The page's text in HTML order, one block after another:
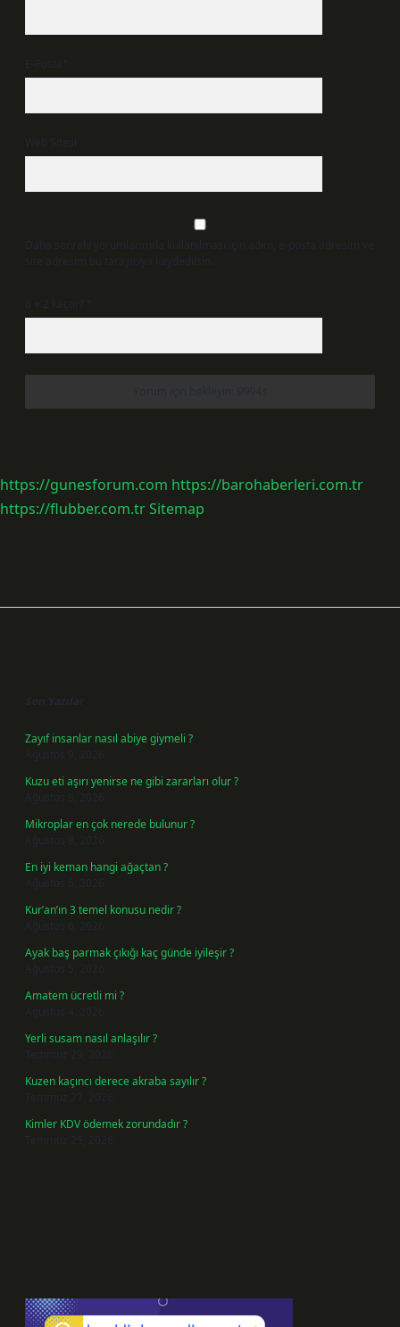
E-Posta*
Web Sitesi
Daha sonraki yorumlarımda kullanılması için adım, e-posta adresim ve
site adresim bu tarayıcıya kaydedilsin.
6 + 2 kaçtır? *
https://gunesforum.com https://barohaberleri.com.tr
https://flubber.com.trSitemap
Son Yazılar
Zayıf insanlar nasıl abiye giymeli ?
Ağustos 9, 2026
Kuzu eti aşırı yenirse ne gibi zararları olur ?
Ağustos 8, 2026
Mikroplar en çok nerede bulunur ?
Ağustos 8, 2026
En iyi keman hangi ağaçtan ?
Ağustos 6, 2026
Kur’an’ın 3 temel konusu nedir ?
Ağustos 6, 2026
Ayak baş parmak çıkığı kaç günde iyileşir ?
Ağustos 5, 2026
Amatem ücretli mi ?
Ağustos 4, 2026
Yerli susam nasıl anlaşılır ?
Temmuz 29, 2026
Kuzen kaçıncı derece akraba sayılır ?
Temmuz 27, 2026
Kimler KDV ödemek zorundadır ?
Temmuz 25, 2026